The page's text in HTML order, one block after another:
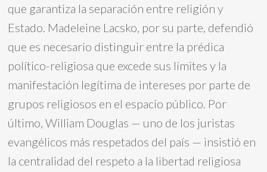
que garantiza la separación entre religión y
Estado. Madeleine Lacsko, por su parte, defendió
que es necesario distinguir entre la prédica
político-religiosa que excede sus límites y la
manifestación legítima de intereses por parte de
grupos religiosos en el espacio público. Por
último, William Douglas — uno de los juristas
evangélicos más respetados del país — insistió en
la centralidad del respeto a la libertad religiosa